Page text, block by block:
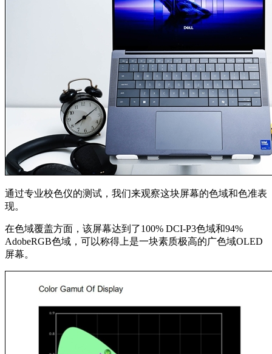
通过专业校色仪的测试，我们来观察这块屏幕的色域和色准表
现。
在色域覆盖方面，该屏幕达到了100% DCI-P3色域和94%
AdobeRGB色域，可以称得上是一块素质极高的广色域OLED
屏幕。